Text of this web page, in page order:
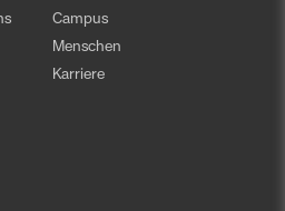
Campus
Menschen
Karriere